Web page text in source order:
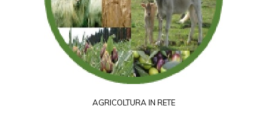
AGRICOLTURA IN RETE